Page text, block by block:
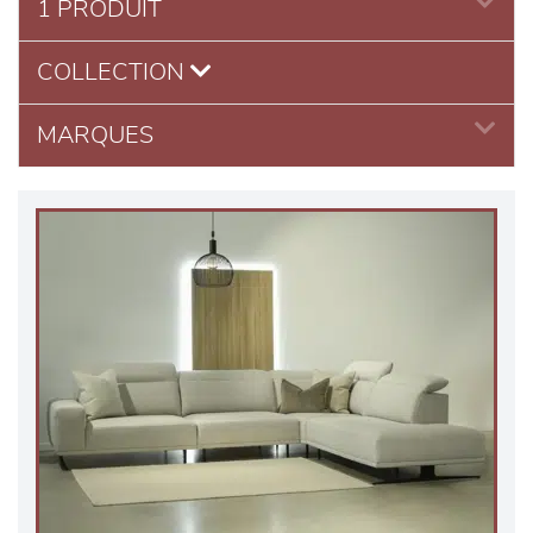
1 PRODUIT
COLLECTION
MARQUES